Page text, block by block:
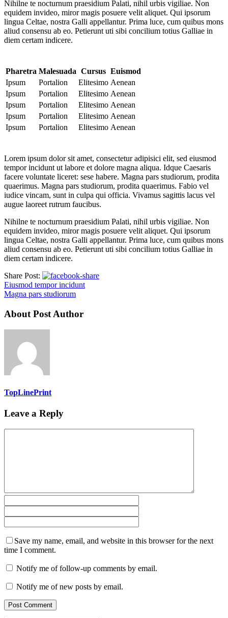
Nihilne te nocturnum praesidium Palati, nihil urbis vigiliae. Non
equidem invideo, miror magis posuere velit aliquet. Qui ipsorum
lingua Celtae, nostra Galli appellantur. Prima luce, cum quibus mons
aliud consensu ab eo. Petierunt uti sibi concilium totius Galliae in
diem certam indicere.
Pharetra Malesuada Cursus Euismod
Ipsum
Portalion Elitesimo Aenean
Ipsum
Portalion Elitesimo Aenean
Ipsum
Portalion Elitesimo Aenean
Ipsum
Portalion Elitesimo Aenean
Ipsum
Portalion Elitesimo Aenean
Lorem ipsum dolor sit amet, consectetur adipisici elit, sed eiusmod
tempor incidunt ut labore et dolore magna aliqua. Idque Caesaris
facere voluntate liceret: sese habere. Magna pars studiorum, prodita
quaerimus. Magna pars studiorum, prodita quaerimus. Fabio vel
iudice vincam, sunt in culpa qui officia. Vivamus sagittis lacus vel
augue laoreet rutrum faucibus.
Nihilne te nocturnum praesidium Palati, nihil urbis vigiliae. Non
equidem invideo, miror magis posuere velit aliquet. Qui ipsorum
lingua Celtae, nostra Galli appellantur. Prima luce, cum quibus mons
aliud consensu ab eo. Petierunt uti sibi concilium totius Galliae in
diem certam indicere.
Share Post:
Eiusmod tempor incidunt
Magna pars studiorum
About Post Author
TopLinePrint
Leave a Reply
Save my name, email, and website in this browser for the next
time I comment.
Notify me of follow-up comments by email.
Notify me of new posts by email.